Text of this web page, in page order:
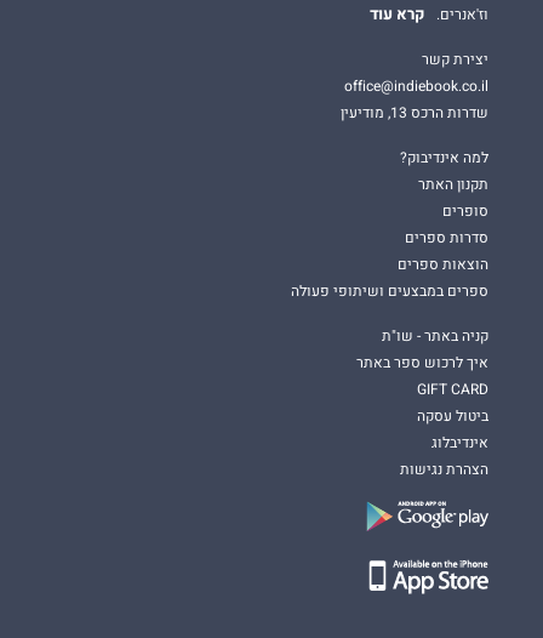
וז'אנרים.
קרא עוד
יצירת קשר
office@indiebook.co.il
שדרות הרכס 13, מודיעין
למה אינדיבוק?
תקנון האתר
סופרים
סדרות ספרים
הוצאות ספרים
ספרים במבצעים ושיתופי פעולה
קניה באתר - שו"ת
איך לרכוש ספר באתר
GIFT CARD
ביטול עסקה
אינדיבלוג
הצהרת נגישות